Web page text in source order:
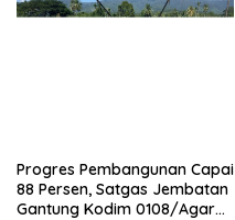
Progres Pembangunan Capai
88 Persen, Satgas Jembatan
Gantung Kodim 0108/Agara